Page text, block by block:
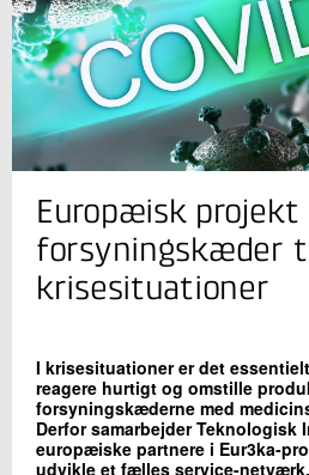
Jeg er din kontaktperson
Ellen M. J. Hedegaard
Forretningsleder, ph.d.
Industriel 3D print
+45 72 20 16 40
Skriv til mig
Europæisk projekt
forsyningskæder
krisesituationer
I krisesituationer er det
reagere hurtigt og omstille
forsyningskæderne med
Derfor samarbejder
europæiske partnere i Eur3ka-
udvikle et fælles service-